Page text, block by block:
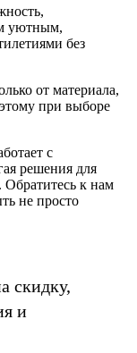
уютным,
без
от материала,
при выборе
с
решения для
Обратитесь к нам
не просто
скидку,
и